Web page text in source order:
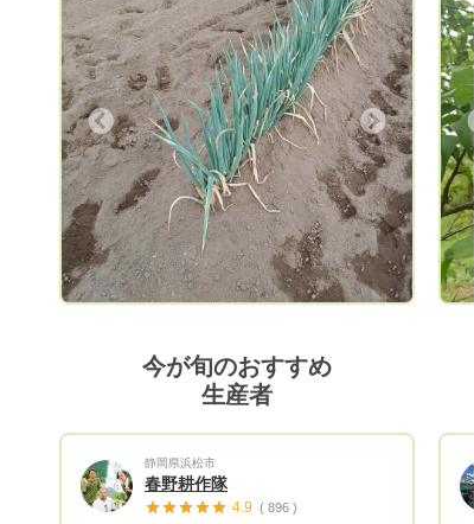
Next
(
ロ
3500
Previous
今が旬のおすすめ
生産者
静岡県浜松市
春野耕作隊
4.9 ( 896 )